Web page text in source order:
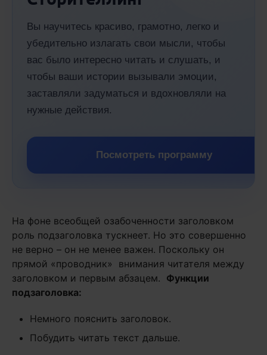
Вы научитесь красиво, грамотно, легко и
убедительно излагать свои мысли, чтобы
вас было интересно читать и слушать, и
чтобы ваши истории вызывали эмоции,
заставляли задуматься и вдохновляли на
нужные действия.
Посмотреть программу
На фоне всеобщей озабоченности заголовком
роль подзаголовка тускнеет. Но это совершенно
не верно – он не менее важен. Поскольку он
прямой «проводник» внимания читателя между
заголовком и первым абзацем. Функции
подзаголовка:
Немного пояснить заголовок.
Побудить читать текст дальше.